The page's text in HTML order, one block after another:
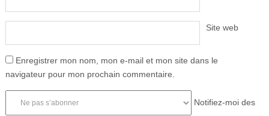
Site web
Enregistrer mon nom, mon e-mail et mon site dans le
navigateur pour mon prochain commentaire.
Notifiez-moi des